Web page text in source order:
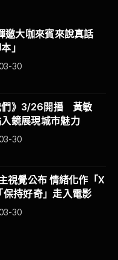
邀大咖來賓來說真話
」
30
們》3/26開播 黃敏
鏡展現城市魅力
30
視覺公布 情緒化作「X
保持好奇」走入電影
30